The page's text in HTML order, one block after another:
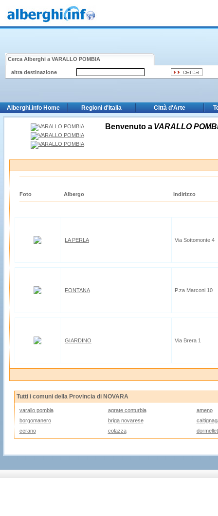
Cerca Alberghi a VARALLO POMBIA
altra destinazione
Alberghi.info Home Regioni d'Italia Città d'Arte
Benvenuto a VARALLO
Foto Albergo Indirizzo
LA PERLA Via Sottomonte 4
FONTANA P.za Marconi 10
GIARDINO Via Brera 1
Tutti i comuni della Provincia di NOVARA
varallo pombia agrate conturbia
ameno
borgomanero
briga novarese
cerano
colazza